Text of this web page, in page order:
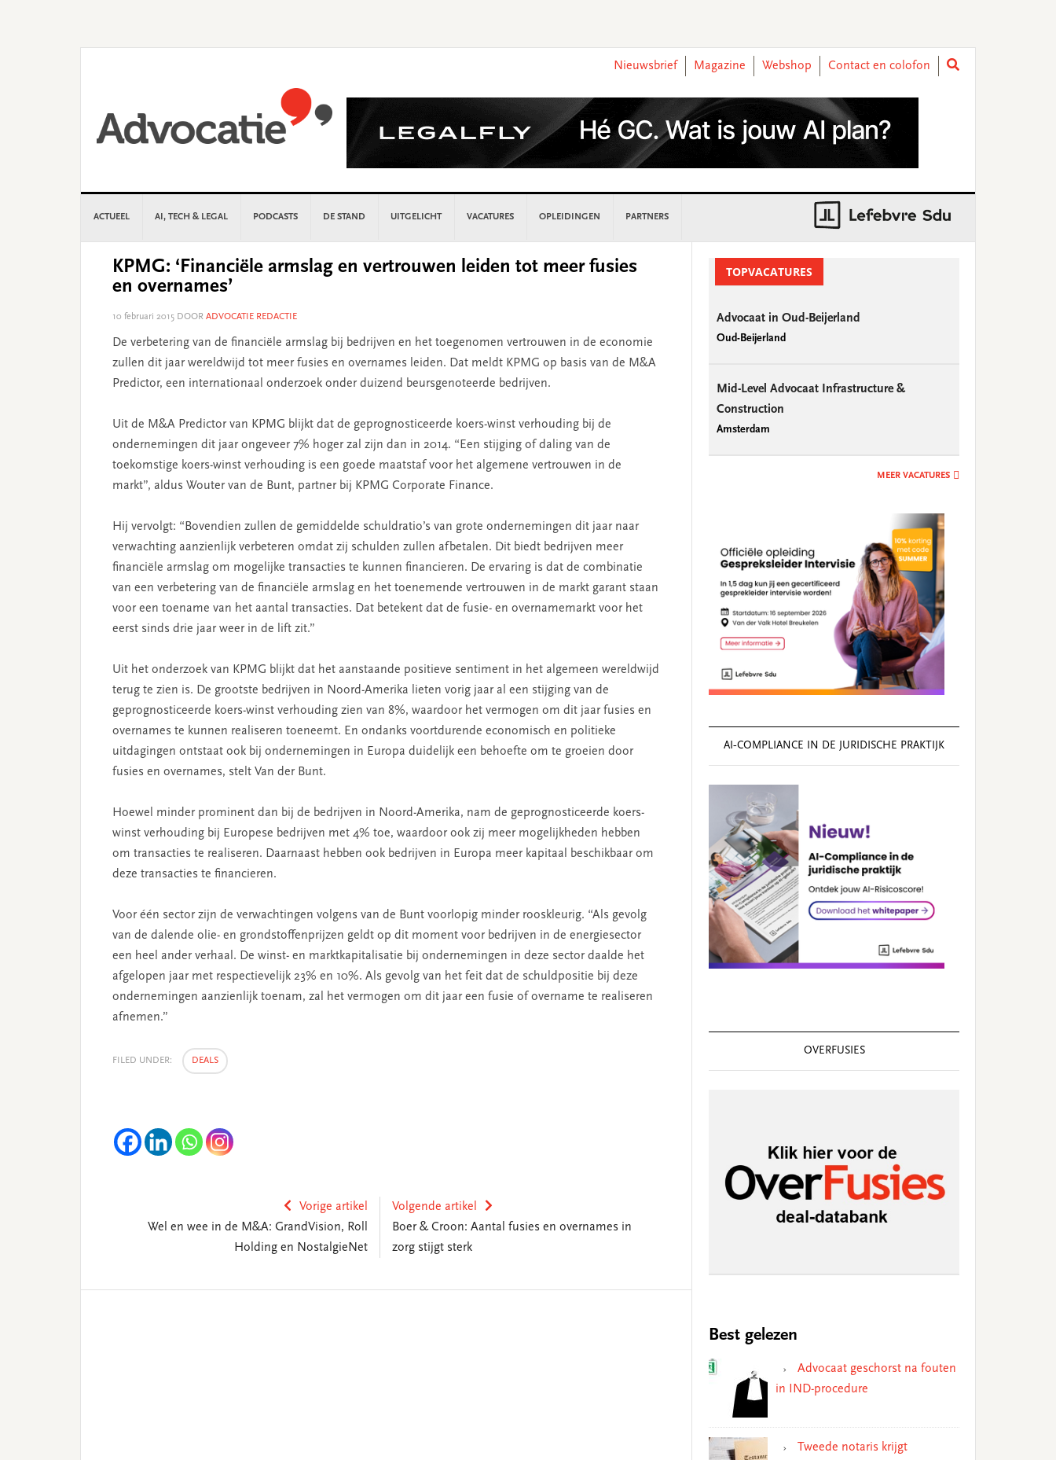
Nieuwsbrief
Magazine Webshop Contact en colofon
ACTUEEL AI, TECH & LEGAL PODCASTS DE STAND UITGELICHT VACATURES OPLEIDINGEN PARTNERS
KPMG: ‘Financiële armslag en vertrouwen leiden tot meer fusies
en overnames’
10 februari 2015 DOOR ADVOCATIE REDACTIE
De verbetering van de financiële armslag bij bedrijven en het toegenomen vertrouwen in de economie
zullen dit jaar wereldwijd tot meer fusies en overnames leiden. Dat meldt KPMG op basis van de M&A
Predictor, een internationaal onderzoek onder duizend beursgenoteerde bedrijven.
Uit de M&A Predictor van KPMG blijkt dat de geprognosticeerde koers-winst verhouding bij de
ondernemingen dit jaar ongeveer 7% hoger zal zijn dan in 2014. “Een stijging of daling van de
toekomstige koers-winst verhouding is een goede maatstaf voor het algemene vertrouwen in de
markt”, aldus Wouter van de Bunt, partner bij KPMG Corporate Finance.
Hij vervolgt: “Bovendien zullen de gemiddelde schuldratio’s van grote ondernemingen dit jaar naar
verwachting aanzienlijk verbeteren omdat zij schulden zullen afbetalen. Dit biedt bedrijven meer
financiële armslag om mogelijke transacties te kunnen financieren. De ervaring is dat de combinatie
van een verbetering van de financiële armslag en het toenemende vertrouwen in de markt garant staan
voor een toename van het aantal transacties. Dat betekent dat de fusie- en overnamemarkt voor het
eerst sinds drie jaar weer in de lift zit.”
Uit het onderzoek van KPMG blijkt dat het aanstaande positieve sentiment in het algemeen wereldwijd
terug te zien is. De grootste bedrijven in Noord-Amerika lieten vorig jaar al een stijging van de
geprognosticeerde koers-winst verhouding zien van 8%, waardoor het vermogen om dit jaar fusies en
overnames te kunnen realiseren toeneemt. En ondanks voortdurende economisch en politieke
uitdagingen ontstaat ook bij ondernemingen in Europa duidelijk een behoefte om te groeien door
fusies en overnames, stelt Van der Bunt.
Hoewel minder prominent dan bij de bedrijven in Noord-Amerika, nam de geprognosticeerde koers-
winst verhouding bij Europese bedrijven met 4% toe, waardoor ook zij meer mogelijkheden hebben
om transacties te realiseren. Daarnaast hebben ook bedrijven in Europa meer kapitaal beschikbaar om
deze transacties te financieren.
Voor één sector zijn de verwachtingen volgens van de Bunt voorlopig minder rooskleurig. “Als gevolg
van de dalende olie- en grondstoffenprijzen geldt op dit moment voor bedrijven in de energiesector
een heel ander verhaal. De winst- en marktkapitalisatie bij ondernemingen in deze sector daalde het
afgelopen jaar met respectievelijk 23% en 10%. Als gevolg van het feit dat de schuldpositie bij deze
ondernemingen aanzienlijk toenam, zal het vermogen om dit jaar een fusie of overname te realiseren
afnemen.”
FILED UNDER: DEALS
Vorige artikel
Wel en wee in de M&A: GrandVision, Roll
Holding en NostalgieNet
Volgende artikel
Boer & Croon: Aantal fusies en overnames in
zorg stijgt sterk
SidebarTOPVACATURES
Advocaat in Oud-Beijerland
Oud-Beijerland
Mid-Level Advocaat Infrastructure &
Construction
Amsterdam
MEER VACATURES
AI‑COMPLIANCE IN DE JURIDISCHE PRAKTIJK
OVERFUSIES
Best gelezen
Advocaat geschorst na fouten
in IND-procedure
Tweede notaris krijgt